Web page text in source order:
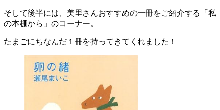
そして後半には、美里さんおすすめの一冊をご紹介する「私
の本棚から」のコーナー。
たまごにちなんだ１冊を持ってきてくれました！